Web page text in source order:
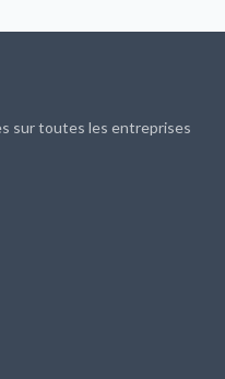
sur toutes les entreprises